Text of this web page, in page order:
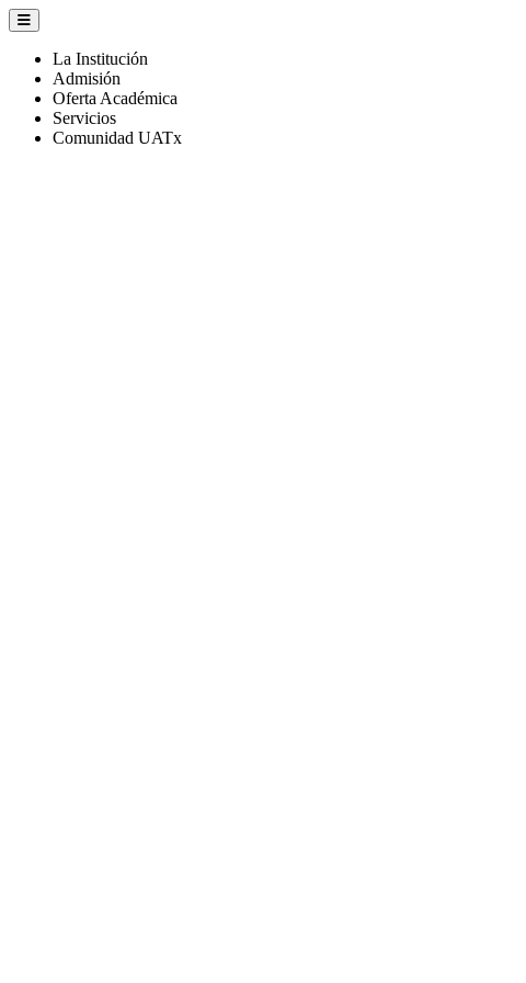
La Institución
Admisión
Oferta Académica
Servicios
Comunidad UATx